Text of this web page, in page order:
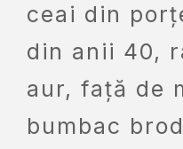
ceai din
din anii 40,
aur, față de
bumbac